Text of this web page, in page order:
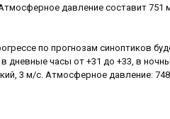
давление составит 751
по прогнозам синоптиков
дневные часы от +31 до +33, в
3 м/с. Атмосферное давление: